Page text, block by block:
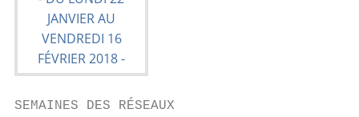
SEMAINES DES RÉSEAUX